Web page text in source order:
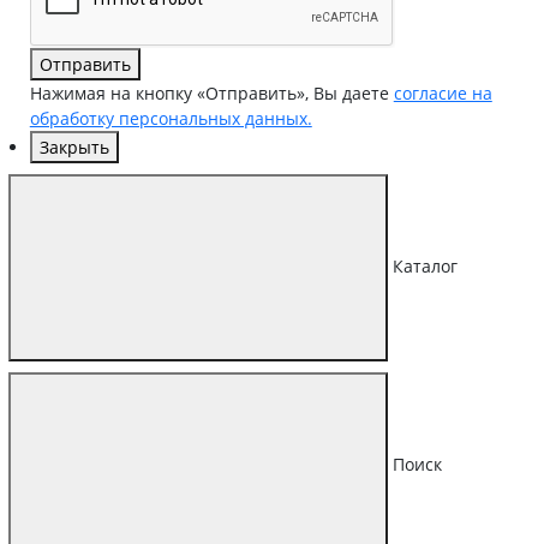
Отправить
Нажимая на кнопку «Отправить», Вы даете согласие на
обработку персональных данных.
Закрыть
Каталог
Поиск